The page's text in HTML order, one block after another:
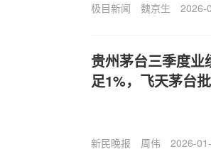
极目新闻 魏京生 2026-
贵州茅台三季度
足1%，飞天茅台
新民晚报 周伟 2026-